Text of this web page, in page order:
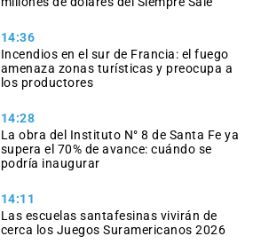
14:36
Incendios en el sur de Francia: el fuego
amenaza zonas turísticas y preocupa a
los productores
14:28
La obra del Instituto N° 8 de Santa Fe ya
supera el 70% de avance: cuándo se
podría inaugurar
14:11
Las escuelas santafesinas vivirán de
cerca los Juegos Suramericanos 2026